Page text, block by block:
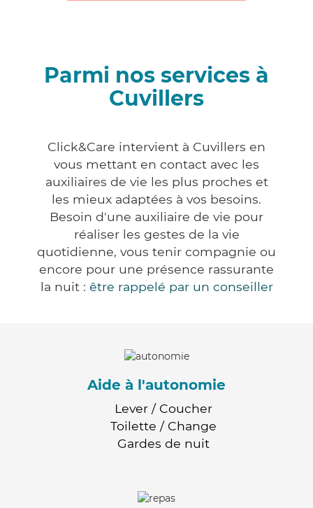
Parmi nos services à
Cuvillers
Click&Care intervient à Cuvillers en
vous mettant en contact avec les
auxiliaires de vie les plus proches et
les mieux adaptées à vos besoins.
Besoin d'une auxiliaire de vie pour
réaliser les gestes de la vie
quotidienne, vous tenir compagnie ou
encore pour une présence rassurante
la nuit : être rappelé par un conseiller
Aide à l'autonomie
Lever / Coucher
Toilette / Change
Gardes de nuit